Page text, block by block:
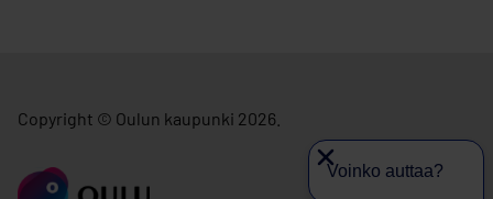
Copyright © Oulun kaupunki 2026.
siirry ouka.fi Voinko auttaa?